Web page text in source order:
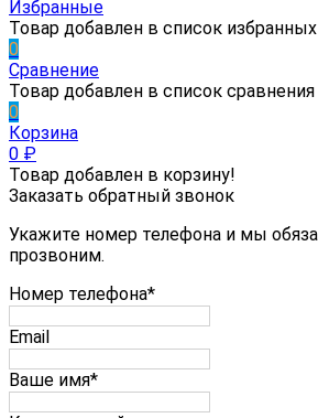
Избранные
Товар добавлен в список избранных
0
Сравнение
Товар добавлен в список сравнения
0
Корзина
0 ₽
Товар добавлен в корзину!
Заказать обратный звонок
Укажите номер телефона и мы
прозвоним.
Номер телефона*
Email
Ваше имя*